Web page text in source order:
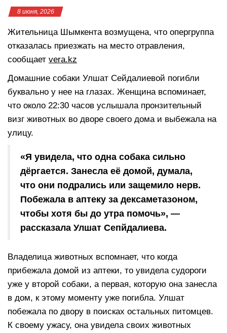
8 июня, 2026
Жительница Шымкента возмущена, что опергруппа
отказалась приезжать на место отравления,
сообщает vera.kz
Домашние собаки Улшат Сейдалиевой погибли
буквально у нее на глазах. Женщина вспоминает,
что около 22:30 часов услышала пронзительный
визг животных во дворе своего дома и выбежала на
улицу.
«Я увидела, что одна собака сильно
дёргается. Занесла её домой, думала,
что они подрались или защемило нерв.
Побежала в аптеку за дексаметазоном,
чтобы хотя бы до утра помочь», —
рассказала Улшат Сепйдалиева.
Владелица животных вспомнает, что когда
прибежала домой из аптеки, то увидела судороги
уже у второй собаки, а первая, которую она занесла
в дом, к этому моменту уже погибла. Улшат
побежала по двору в поисках остальных питомцев.
К своему ужасу, она увидела своих животных